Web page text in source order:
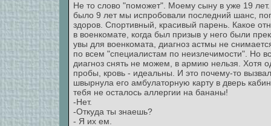
Не то слово "поможет". Моему сыну в уже 19
было 9 лет мы испробовали последний шанс,
здоров. Спортивный, красивый парень. Какое
в военкомате, когда был призыв у него были
увы для военкомата, диагноз астмы не
по всем "специалистам по неизлечимости". Но
диагноз снять не можем, в армию нельзя. Хотя
пробы, кровь - идеальны. И это почему-то
швырнула его амбулаторную карту в дверь
тебя не осталось аллергии на бананы!
-Нет.
-Откуда ты знаешь?
- Я их ем.